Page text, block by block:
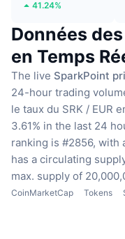
41.24%
Données
en Temps
The live SparkPoint
24-hour trading
le taux du SRK / EUR
3.61% in the last 24
ranking is #2856, with
has a circulating
max. supply of
CoinMarketCap Tokens